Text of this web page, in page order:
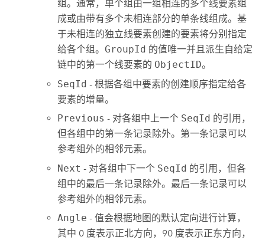
组。通常，单个组由一组相连的多个线要素组
成或由带有多个未相连部分的单条线组成。基
于未相连的独立线要素创建的要素将分别指定
给各个组。GroupId 的值唯一并且派生自给定
链中的第一个线要素的 ObjectID。
SeqId - 根据各组中要素的创建顺序指定给各
要素的增量。
Previous - 对各组中上一个 SeqId 的引用，
但各组中的第一条记录除外。第一条记录可以
参考组外的相邻元素。
Next - 对各组中下一个 SeqId 的引用，但各
组中的最后一条记录除外。最后一条记录可以
参考组外的相邻元素。
Angle - 值会根据地图的默认定向进行计算，
其中 0 度表示正北方向，90 度表示正东方向，